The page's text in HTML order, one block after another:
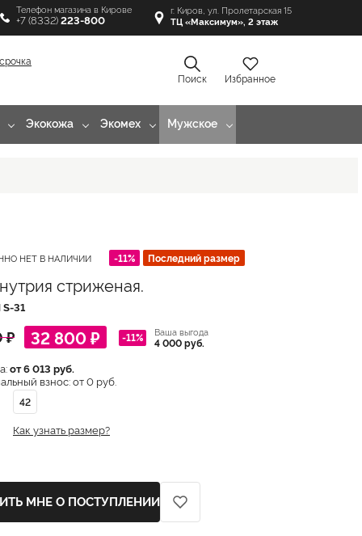
Телефон магазина в Кирове
+7 (8332) 223-800
г. Киров, ул. Пролетарская 15
ТЦ «Максимум», 2 этаж
Поиск Избранное
Экокожа Экомех Мужское
НЕТ В НАЛИЧИИ -11% Последний размер
стриженая.
S-31
₽ 32 800 ₽ -11% Ваша выгода
4 000 руб.
от 6 013 руб.
взнос: от 0 руб.
42
Как узнать размер?
МНЕ О ПОСТУПЛЕНИИ